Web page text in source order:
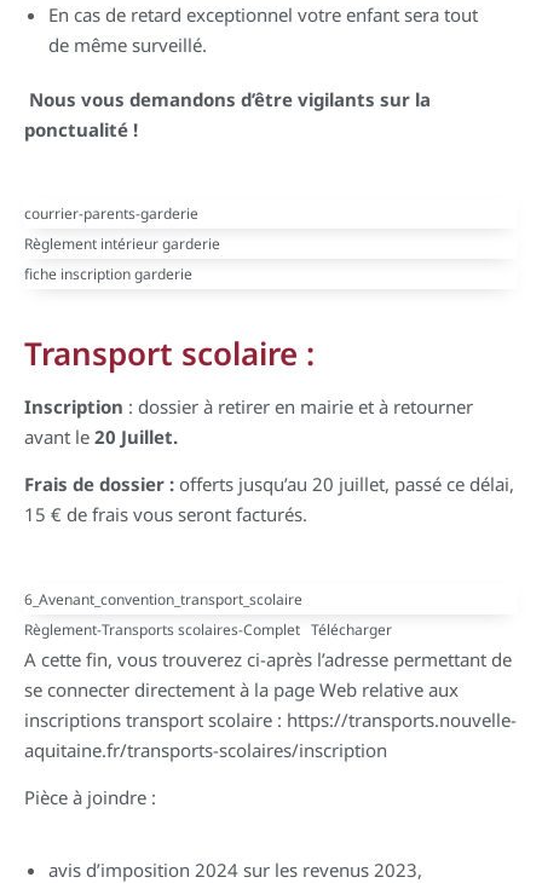
En cas de retard exceptionnel votre enfant sera tout
de même surveillé.
Nous vous demandons d’être vigilants sur la
ponctualité !
courrier-parents-garderie
Règlement intérieur garderie
fiche inscription garderie
Transport scolaire :
Inscription : dossier à retirer en mairie et à retourner
avant le 20 Juillet.
Frais de dossier : offerts jusqu’au 20 juillet, passé ce délai,
15 € de frais vous seront facturés.
6_Avenant_convention_transport_scolaire
Règlement-Transports scolaires-Complet Télécharger
A cette fin, vous trouverez ci-après l’adresse permettant de
se connecter directement à la page Web relative aux
inscriptions transport scolaire : https://transports.nouvelle-
aquitaine.fr/transports-scolaires/inscription
Pièce à joindre :
avis d’imposition 2024 sur les revenus 2023,